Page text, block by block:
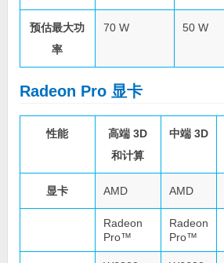
预估最大功
率
70 W 50 W
Radeon Pro 显卡
性能
高端 3D
和计算
中端 3D
显卡 AMD AMD
Radeon
Pro™
Radeon
Pro™